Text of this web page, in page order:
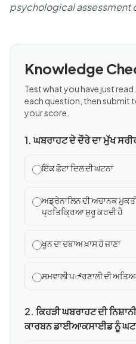
psychological assessment
Knowledge
Test what you have just
each question, then submit
your score.
1. ਘਬਰਾਹਟ ਦੇ ਦੌਰੇ ਦਾ ਮੁੱਖ
ਇੱਕ ਛੋਟਾ ਦਿਲ ਦੀ ਘਟਨਾ
ਅਡ੍ਰੇਨਾਲਿਨ ਦੀ ਅਚਾਨਕ
ਪ੍ਰਤਿਕ੍ਰਿਆ ਸ਼ੁਰੂ ਕਰਦੀ ਹੈ
ਖੂਨ ਦਾ ਦਬਾਅ ਖ਼ਾਸ ਹੋ ਜਾਣਾ
ਸਮਵਾਲੀ ਪ್ਰਣਾਲੀ ਦੀ
2. ਕਿਹੜੀ ਘਬਰਾਹਟ ਦੀ
ਕਾਰਬਨ ਡਾਈਆਕਸਾਈਡ ਨੂੰ